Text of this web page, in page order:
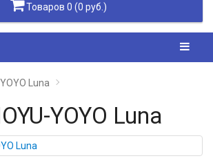
Товаров 0 (0 руб.)
Luna
YOYO Luna